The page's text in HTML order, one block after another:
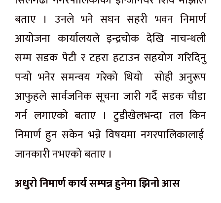
बताए । उनले भने सघन सहरी भवन निमार्ण
आयोजना कार्यालयले इन्द्रचोक देखि नाचन्थली
सम्म सडक पेटी र टहरा हटाउन सहयोग गरिदिनु
पर्‍यो भनेर समन्वय गरेको थियो सोही अनुरूप
आफुहले सार्वजनिक सूचना जारी गर्दै सडक चौडा
गर्न लगाएको बताए । टुडीखेलभन्दा तल किन
निमार्ण हुन सकेन भन्ने विषयमा नगरपालिकालाई
जानकारी नभएको बताए ।
अधुरो निमार्ण कार्य सम्पन्न हुनेमा झिनो आस